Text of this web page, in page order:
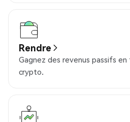
Rendre
Gagnez des revenus passifs
crypto.